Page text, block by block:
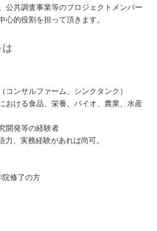
公共調査事業等のプロジェクトメンバー
心的役割を担って頂きます。
コンサルファーム、シンクタンク）
おける食品、栄養、バイオ、農業、水産
開発等の経験者
力、実務経験があれば尚可。
院修了の方